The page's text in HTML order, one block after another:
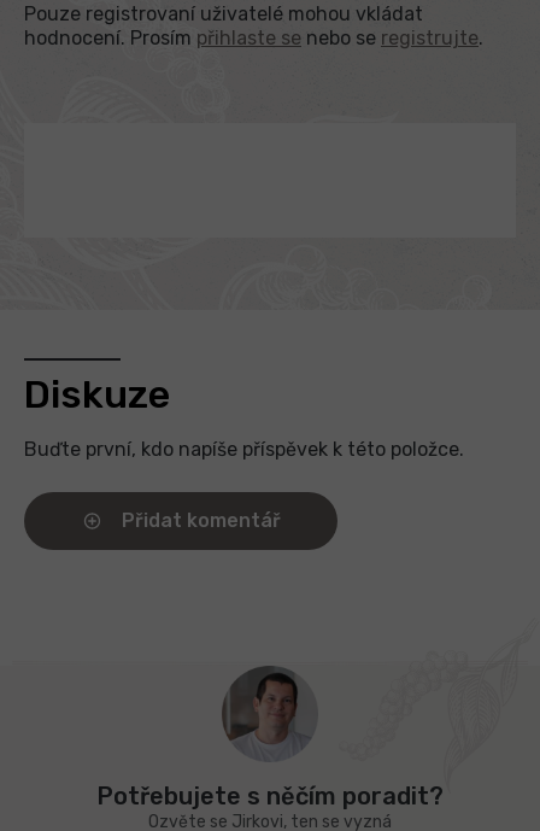
Pouze registrovaní uživatelé mohou vkládat
hodnocení. Prosím přihlaste se nebo se registrujte.
Diskuze
Buďte první, kdo napíše příspěvek k této položce.
Přidat komentář
Potřebujete s něčím poradit?
Ozvěte se Jirkovi, ten se vyzná